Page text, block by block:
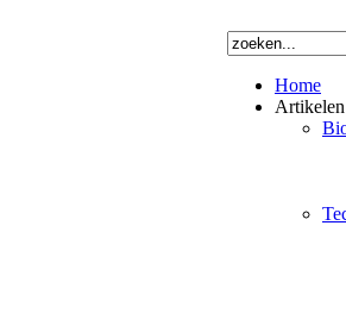
Home
Artikelen